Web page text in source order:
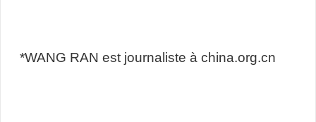
*WANG RAN est journaliste à china.org.cn